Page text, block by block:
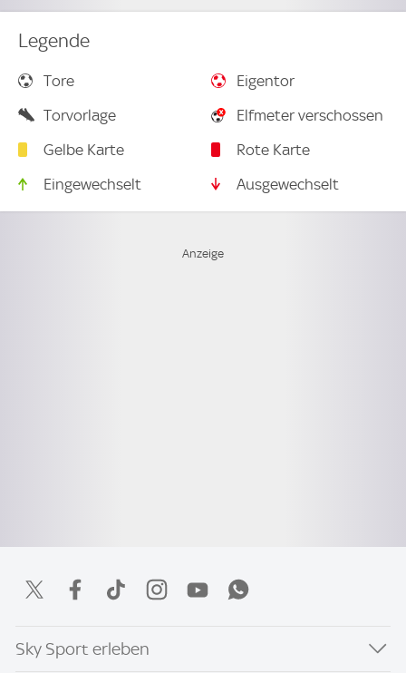
Legende
Tore
Eigentor
Torvorlage
Elfmeter verschossen
Gelbe Karte
Rote Karte
Eingewechselt
Ausgewechselt
Sky Sport erleben